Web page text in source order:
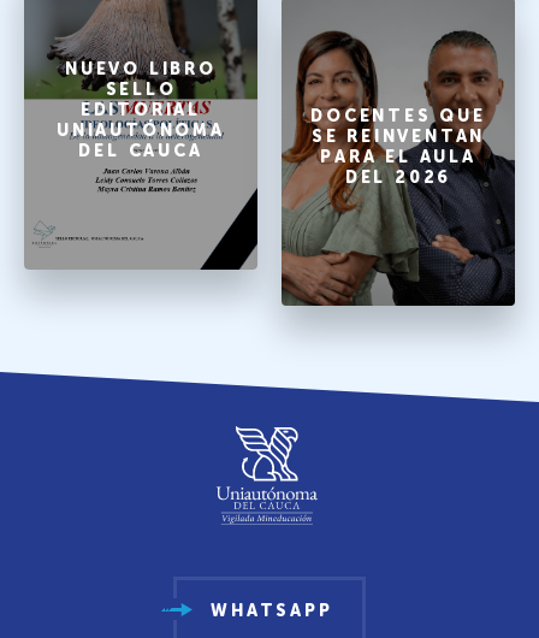
NUEVO LIBRO
SELLO
EDITORIAL
UNIAUTÓNOMA
DEL CAUCA
DOCENTES QUE
SE REINVENTAN
PARA EL AULA
DEL 2026
WHATSAPP